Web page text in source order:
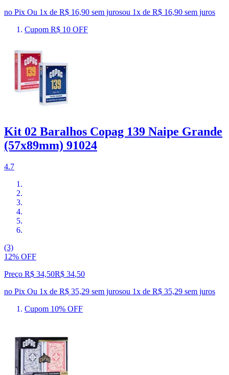
no Pix Ou 1x de R$ 16,90 sem jurosou 1x de R$ 16,90 sem juros
Cupom R$ 10 OFF
Kit 02 Baralhos Copag 139 Naipe Grande
(57x89mm) 91024
4.7
(3)
12% OFF
Preço R$ 34,50R$ 34,50
no Pix Ou 1x de R$ 35,29 sem jurosou 1x de R$ 35,29 sem juros
Cupom 10% OFF